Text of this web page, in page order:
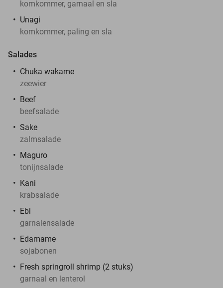
komkommer, garnaal en sla
Unagi
komkommer, paling en sla
Salades
Chuka wakame
zeewier
Beef
beefsalade
Sake
zalmsalade
Maguro
tonijnsalade
Kani
krabsalade
Ebi
garnalensalade
Edamame
sojabonen
Fresh springroll shrimp (2 stuks)
garnaal en lenterol